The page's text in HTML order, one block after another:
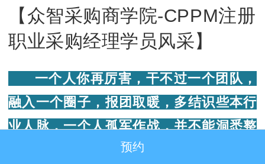
【众智采购商学院-CPPM注册
职业采购经理学员风采】
一个人你再厉害，干不过一个团队，
融入一个圈子，报团取暖，多结识些本行
业人脉，一个人孤军作战，并不能洞悉整
个采购行业的命脉，加入众智CPPM采购
预约